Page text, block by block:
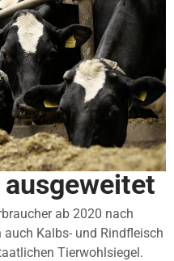
ab 2020 nach
Kalbs- und Rindfleisch
Tierwohlsiegel.